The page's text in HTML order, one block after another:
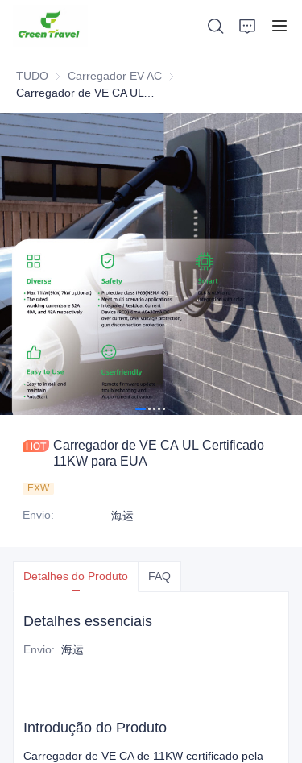
TUDO Carregador EV AC Carregador EV AC
Carregador de VE CA UL Certificado
11KW para EUA
EXW
Envio: 海运
Detalhes do Produto FAQ
Detalhes essenciais
Envio: 海运
Introdução do Produto
Carregador de VE CA de 11KW certificado pela
Lar
Produtos
Sobre nós
Notícias e Casos de Cooperação
Bases e Processos de Fabricação
Apoiar